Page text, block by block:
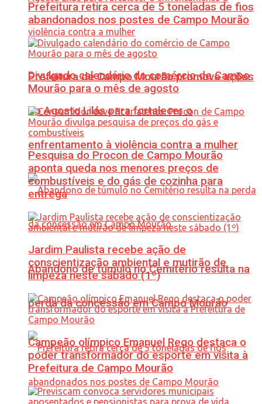
Prefeitura de Campo Mourão promove ações
do Agosto Lilás para fortalecer o
enfrentamento à violência contra a mulher
Abandono de túmulo no Cemitério resulta na
perda da concessão em Campo Mourão
Prefeitura retira cerca de 5 toneladas de fios
abandonados nos postes de Campo Mourão
Divulgado calendário do comércio de Campo
Mourão para o mês de agosto
Pesquisa do Procon de Campo Mourão
aponta queda nos menores preços de
combustíveis e do gás de cozinha para
entrega
Jardim Paulista recebe ação de
conscientização ambiental e mutirão de
limpeza neste sábado (1º)
Campeão olímpico Emanuel Rego destaca o
poder transformador do esporte em visita à
Prefeitura de Campo Mourão